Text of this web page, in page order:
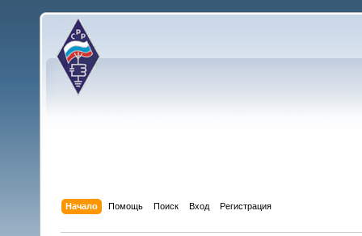
Начало Помощь Поиск Вход Регистрация